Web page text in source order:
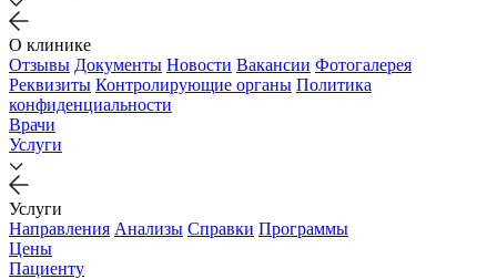
О клинике
Отзывы Документы Новости Вакансии Фотогалерея
Реквизиты Контролирующие органы Политика
конфиденциальности
Врачи
Услуги
Услуги
Направления Анализы Справки Программы
Цены
Пациенту